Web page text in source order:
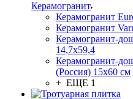
Керамогранит
Керамогранит
Керамогранит
Керамогранит-
14,7x59,4
Керамогранит-
(Россия) 15х60 см
+ ЕЩЕ 1